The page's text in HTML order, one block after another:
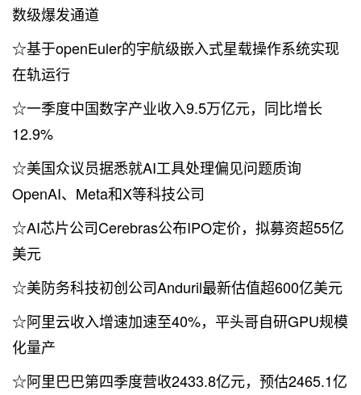
数级爆发通道
☆基于openEuler的宇航级嵌入式星载操作系统实现
在轨运行
☆一季度中国数字产业收入9.5万亿元，同比增长
12.9%
☆美国众议员据悉就AI工具处理偏见问题质询
OpenAI、Meta和X等科技公司
☆AI芯片公司Cerebras公布IPO定价，拟募资超55亿
美元
☆美防务科技初创公司Anduril最新估值超600亿美元
☆阿里云收入增速加速至40%，平头哥自研GPU规模
化量产
☆阿里巴巴第四季度营收2433.8亿元，预估2465.1亿